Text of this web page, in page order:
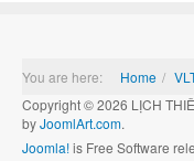
You are here: Home
Copyright © 2026 LỊCH
byJoomlArt.com.
Joomla!is Free Software